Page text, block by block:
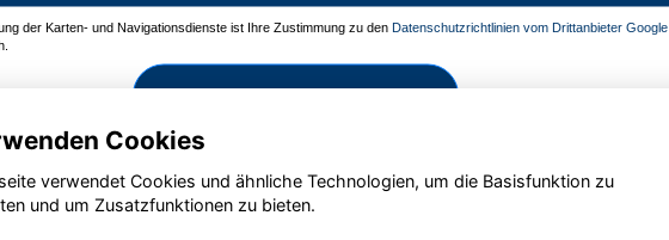
der Karten- und Navigationsdienste ist Ihre Zustimmung zu den Datenschutzrichtlinien vom Drittanbieter Google
Zustimmen und aktivieren
Cookies
verwendet Cookies und ähnliche Technologien, um die Basisfunktion zu
und um Zusatzfunktionen zu bieten.